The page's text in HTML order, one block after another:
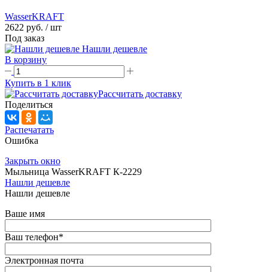
WasserKRAFT
2622 руб. / шт
Под заказ
Нашли дешевле
В корзину
Купить в 1 клик
Рассчитать доставку
Поделиться
Распечатать
Ошибка
Закрыть окно
Мыльница WasserKRAFT К-2229
Нашли дешевле
Нашли дешевле
Ваше имя
Ваш телефон*
Электронная почта